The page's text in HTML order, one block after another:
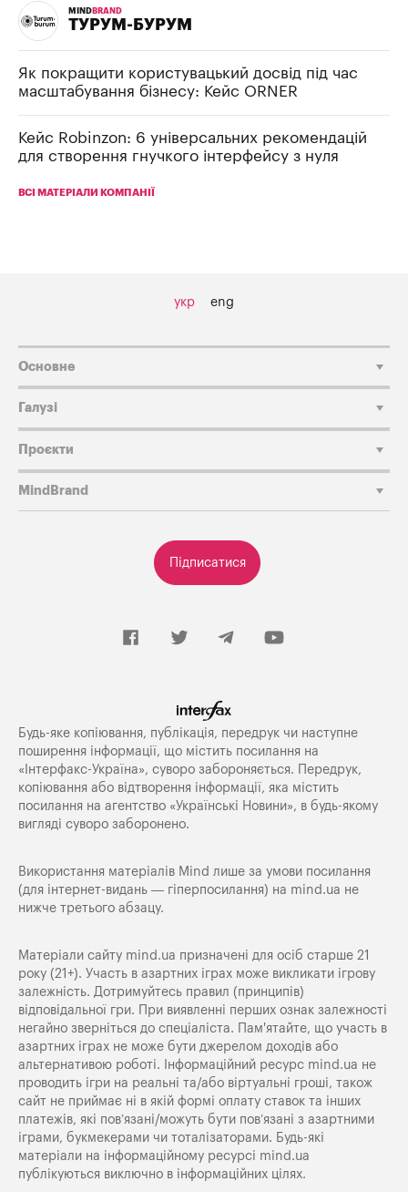
MIND BRAND
ТУРУМ-БУРУМ
Як покращити користувацький досвід під час
масштабування бізнесу: Кейс ORNER
Кейс Robinzon: 6 універсальних рекомендацій
для створення гнучкого інтерфейсу з нуля
ВСІ МАТЕРІАЛИ КОМПАНІЇ
укр eng
Підписатися
Основне
Галузі
Проєкти
MindBrand
Будь-яке копiювання, публiкацiя, передрук чи наступне
поширення iнформацiї, що мiстить посилання на
«Iнтерфакс-Україна», суворо забороняється. Передрук,
копіювання або відтворення інформації, яка містить
посилання на агентство «Українські Новини», в будь-якому
вигляді суворо заборонено.
Використання матеріалів Mind лише за умови посилання
(для інтернет-видань — гіперпосилання) на mind.ua не
нижче третього абзацу.
Матеріали сайту mind.ua призначені для осіб старше 21
року (21+). Участь в азартних іграх може викликати ігрову
залежність. Дотримуйтесь правил (принципів)
відповідальної гри. При виявленні перших ознак залежності
негайно зверніться до спеціаліста. Пам'ятайте, що участь в
азартних іграх не може бути джерелом доходів або
альтернативою роботі. Інформаційний ресурс mind.ua не
проводить ігри на реальні та/або віртуальні гроші, також
сайт не приймає ні в якій формі оплату ставок та інших
платежів, які пов’язані/можуть бути пов’язані з азартними
іграми, букмекерами чи тоталізаторами. Будь-які
матеріали на інформаційному ресурсі mind.ua
публікуються виключно в інформаційних цілях.